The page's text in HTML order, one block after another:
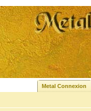
Metal Connexion